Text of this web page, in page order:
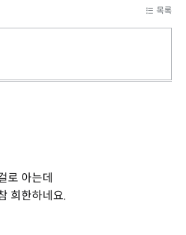
목록
로 아는데
희한하네요.